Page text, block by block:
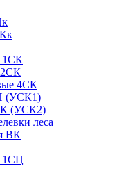
1СК
2СК
4СК
(УСК1)
(УСК2)
леса
ВК
1СЦ